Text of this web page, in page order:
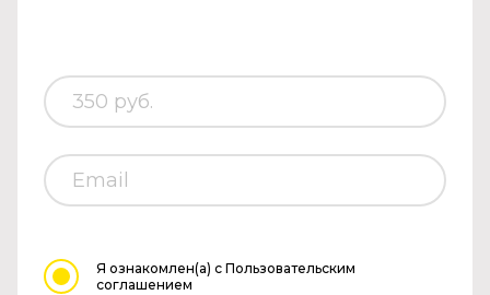
Я ознакомлен(а) с Пользовательским
соглашением